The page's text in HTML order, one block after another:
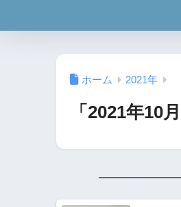
ホーム 2021年
「2021年10